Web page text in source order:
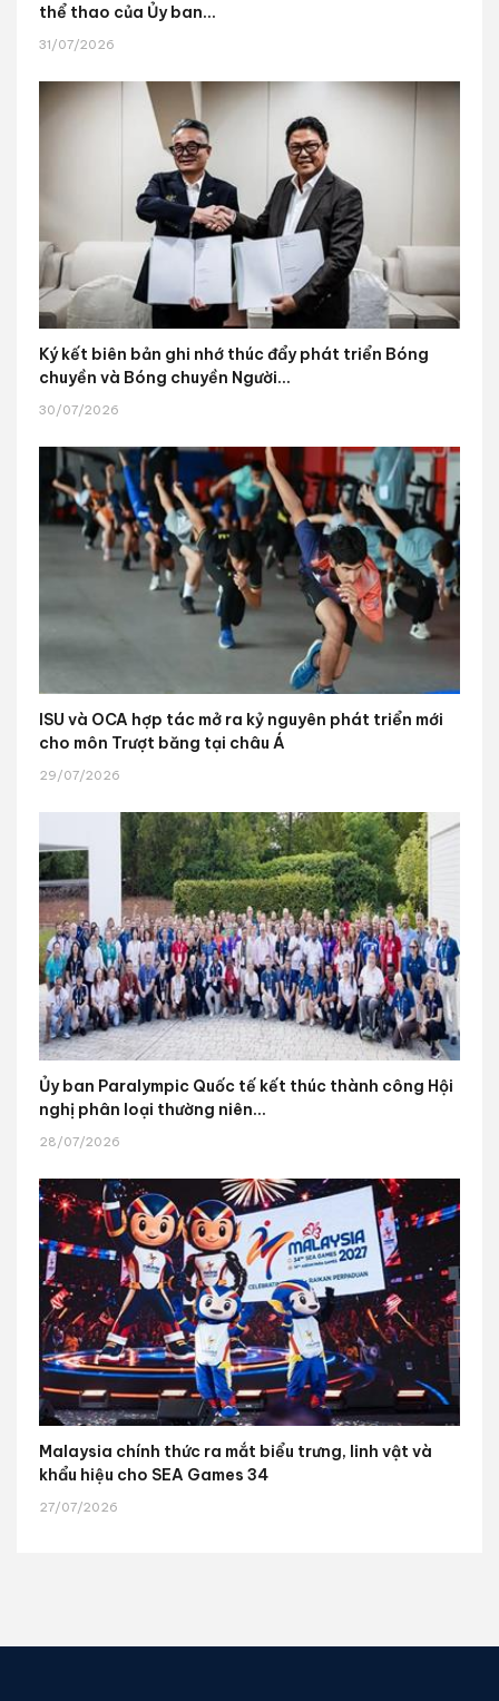
thể thao của Ủy ban...
31/07/2026
Ký kết biên bản ghi nhớ thúc đẩy phát triển Bóng
chuyền và Bóng chuyền Người...
30/07/2026
ISU và OCA hợp tác mở ra kỷ nguyên phát triển mới
cho môn Trượt băng tại châu Á
29/07/2026
Ủy ban Paralympic Quốc tế kết thúc thành công Hội
nghị phân loại thường niên...
28/07/2026
Malaysia chính thức ra mắt biểu trưng, linh vật và
khẩu hiệu cho SEA Games 34
27/07/2026